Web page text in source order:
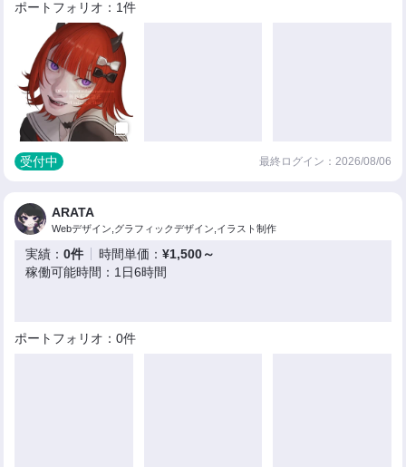
ポートフォリオ：1件
受付中 最終ログイン：2026/08/06
ARATA
Webデザイン,グラフィックデザイン,イラスト制作
実績：0件 時間単価：¥1,500～
稼働可能時間：1日6時間
ポートフォリオ：0件